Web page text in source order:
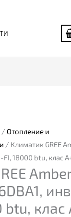
/ Отопление и
/ Климатик GREE
FI, 18000 btu, клас
btu, клас